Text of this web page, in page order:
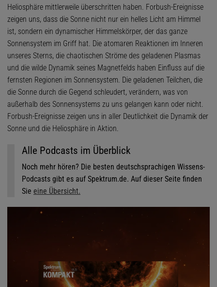
Heliosphäre mittlerweile überschritten haben. Forbush-Ereignisse
zeigen uns, dass die Sonne nicht nur ein helles Licht am Himmel
ist, sondern ein dynamischer Himmelskörper, der das ganze
Sonnensystem im Griff hat. Die atomaren Reaktionen im Inneren
unseres Sterns, die chaotischen Ströme des geladenen Plasmas
und die wilde Dynamik seines Magnetfelds haben Einfluss auf die
fernsten Regionen im Sonnensystem. Die geladenen Teilchen, die
die Sonne durch die Gegend schleudert, verändern, was von
außerhalb des Sonnensystems zu uns gelangen kann oder nicht.
Forbush-Ereignisse zeigen uns in aller Deutlichkeit die Dynamik der
Sonne und die Heliosphäre in Aktion.
Alle Podcasts im Überblick
Noch mehr hören? Die besten deutschsprachigen Wissens-
Podcasts gibt es auf Spektrum.de. Auf dieser Seite finden
Sie eine Übersicht.